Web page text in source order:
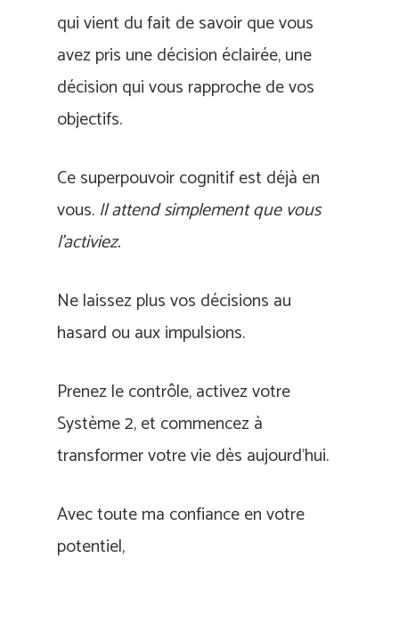
qui vient du fait de savoir que vous
avez pris une décision éclairée, une
décision qui vous rapproche de vos
objectifs.
Ce superpouvoir cognitif est déjà en
vous. Il attend simplement que vous
l’activiez.
Ne laissez plus vos décisions au
hasard ou aux impulsions.
Prenez le contrôle, activez votre
Système 2, et commencez à
transformer votre vie dès aujourd’hui.
Avec toute ma confiance en votre
potentiel,